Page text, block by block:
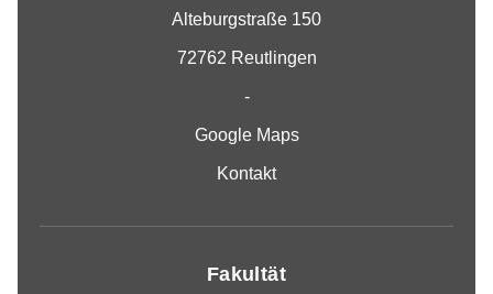
Alteburgstraße 150
72762 Reutlingen
-
Google Maps
Kontakt
Fakultät